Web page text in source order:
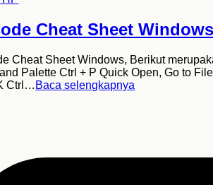
Cheat Sheet Windows
Cheat Sheet Windows, Berikut
Palette Ctrl + P Quick Open, Go to
Ctrl… Baca selengkapnya